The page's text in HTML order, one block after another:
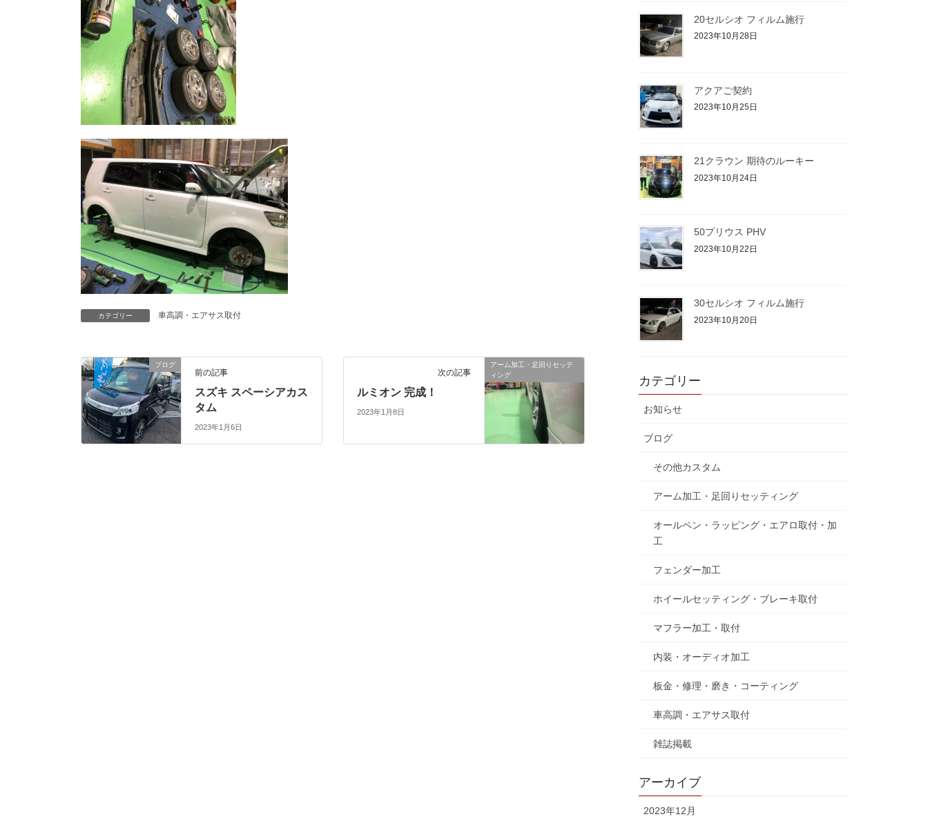
カテゴリー 車高調・エアサス取付
ブログ
前の記事
スズキ スペーシアカス
タム
2023年1月6日
アーム加工・足回りセッテ
ィング
次の記事
ルミオン 完成！
2023年1月8日
20セルシオ フィルム施行
2023年10月28日
アクアご契約
2023年10月25日
21クラウン 期待のルーキー
2023年10月24日
50プリウス PHV
2023年10月22日
30セルシオ フィルム施行
2023年10月20日
カテゴリー
お知らせ
ブログ
その他カスタム
アーム加工・足回りセッティング
オールペン・ラッピング・エアロ取付・加
工
フェンダー加工
ホイールセッティング・ブレーキ取付
マフラー加工・取付
内装・オーディオ加工
板金・修理・磨き・コーティング
車高調・エアサス取付
雑誌掲載
アーカイブ
2023年12月